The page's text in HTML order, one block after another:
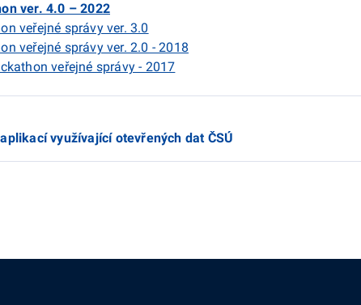
ver. 4.0 – 2022
veřejné správy ver. 3.0
veřejné správy ver. 2.0 - 2018
veřejné správy - 2017
využívající otevřených dat ČSÚ